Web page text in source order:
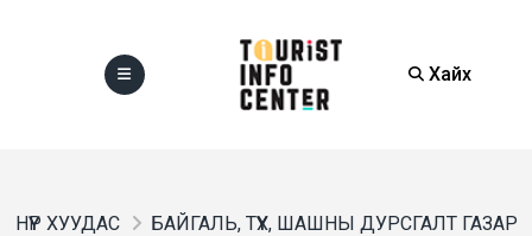
Хайх
НҮҮР ХУУДАС
БАЙГАЛЬ, ТҮҮХ, ШАШНЫ ДУРСГАЛТ ГАЗАР